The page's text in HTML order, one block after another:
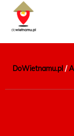
DoWietnamu.pl /